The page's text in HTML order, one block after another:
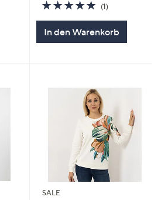
5.0
von
(1)1
In den Warenkorb
SALE